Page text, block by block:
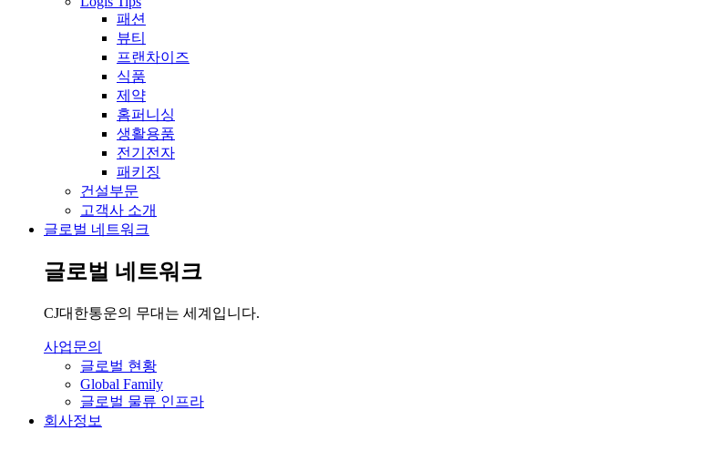
패션
뷰티
프랜차이즈
식품
제약
홈퍼니싱
생활용품
전기전자
패키징
건설부문
고객사 소개
글로벌 네트워크
글로벌 네트워크
CJ대한통운의 무대는 세계입니다.
사업문의
글로벌 현황
Global Family
글로벌 물류 인프라
회사정보